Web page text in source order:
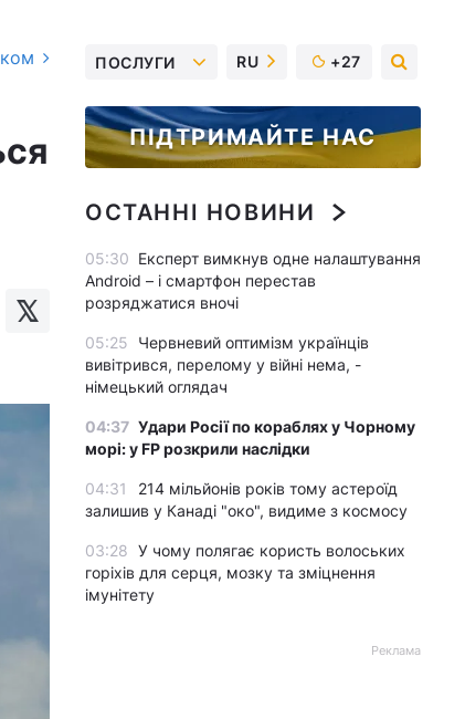
ПОСЛУГИ RU +27
ПІДТРИМАЙТЕ НАС
ОСТАННІ НОВИНИ
05:30 Експерт вимкнув одне налаштування
Android – і смартфон перестав
розряджатися вночі
05:25
Червневий оптимізм українців
вивітрився, перелому у війні нема, -
німецький оглядач
04:37 Удари Росії по кораблях у Чорному
морі: у FP розкрили наслідки
04:31
214 мільйонів років тому астероїд
залишив у Канаді "око", видиме з космосу
03:28 У чому полягає користь волоських
горіхів для серця, мозку та зміцнення
імунітету
Реклама